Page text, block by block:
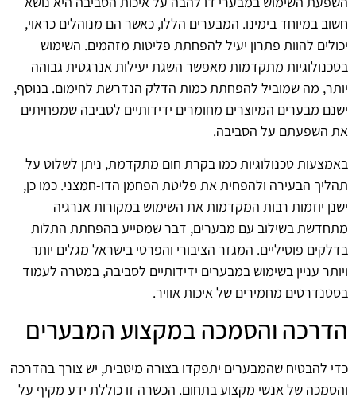
חשוב במיוחד בימינו. המבערים הללו, כאשר הם מנוהלים כראוי,
יכולים להוות פתרון יעיל להפחתת פליטות מזהמים. השימוש
בטכנולוגיות מתקדמות מאפשר השגת יעילות אנרגטית גבוהה
יותר, מה שמוביל להפחתת כמות הדלק הנדרשת לחימום. בנוסף,
ישנם מבערים המיוצרים מחומרים ידידותיים לסביבה שמפחיתים
את השפעתם על הסביבה.
באמצעות טכנולוגיות כמו בקרת חום מתקדמת, ניתן לשלוט על
תהליך הבעירה ולהפחית את פליטת הפחמן הדו-חמצני. כמו כן,
ישנן יוזמות רבות המקדמות את השימוש במקורות אנרגיה
מתחדשת בשילוב עם מבערים, דבר שמסייע בהפחתת התלות
בדלקים פוסיליים. המגזר הציבורי והפרטי בישראל מגלים יותר
ויותר עניין בשימוש במבערים ידידותיים לסביבה, במטרה לעמוד
בסטנדרטים מחמירים של איכות אוויר.
הדרכה והסמכה במקצוע המבערים
כדי להבטיח שהמבערים יתפקדו בצורה מיטבית, יש צורך בהדרכה
והסמכה של אנשי מקצוע בתחום. הכשרה זו כוללת ידע מקיף על